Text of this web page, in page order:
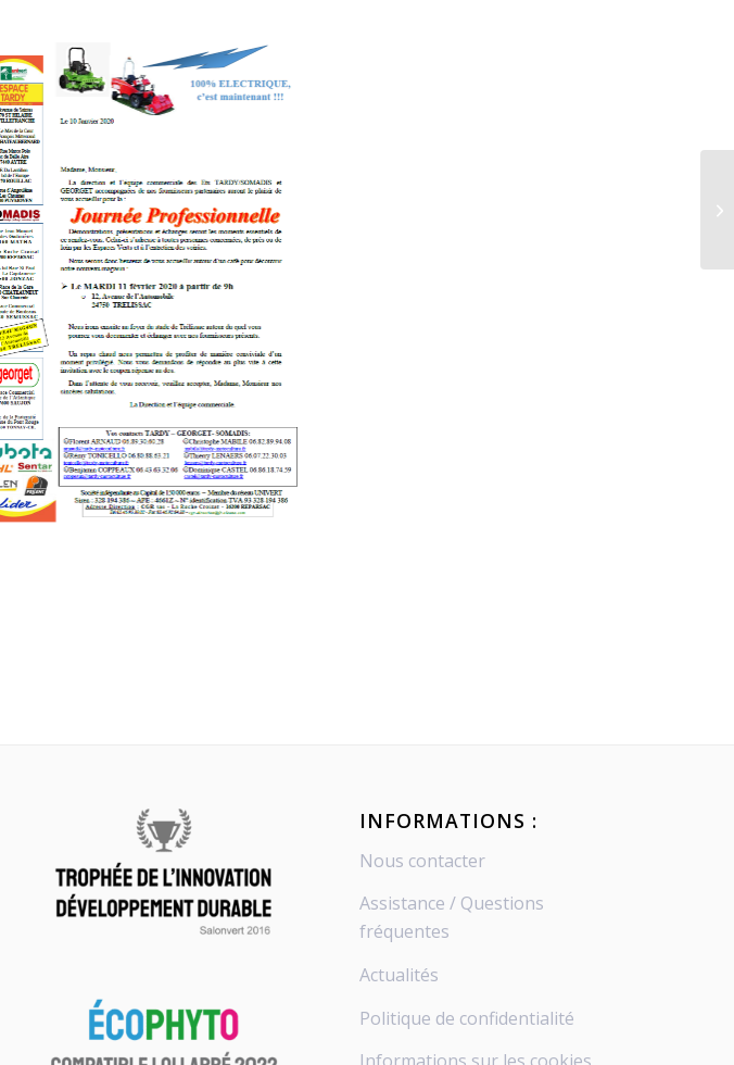
INFORMATIONS :
Nous contacter
Assistance / Questions
fréquentes
Actualités
Politique de confidentialité